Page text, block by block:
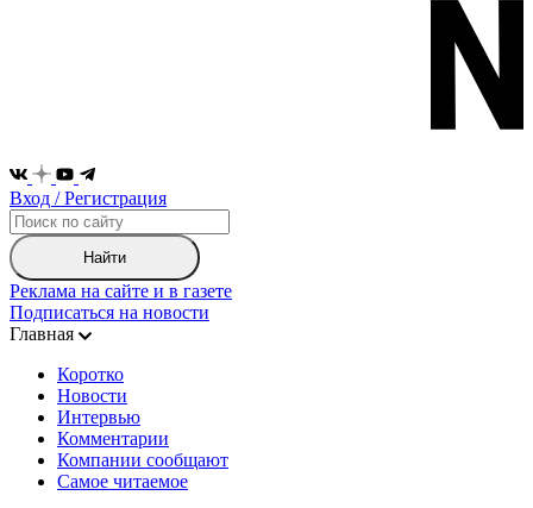
Вход / Регистрация
Найти
Реклама на сайте и в газете
Подписаться на новости
Главная
Коротко
Новости
Интервью
Комментарии
Компании сообщают
Самое читаемое